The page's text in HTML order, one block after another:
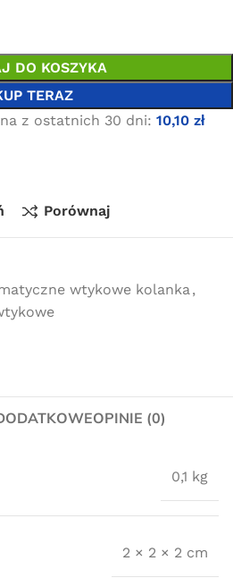
DO KOSZYKA
TERAZ
z ostatnich 30 dni: 10,10 zł
Porównaj
wtykowe kolanka,
OPINIE (0)
0,1 kg
2 × 2 × 2 cm